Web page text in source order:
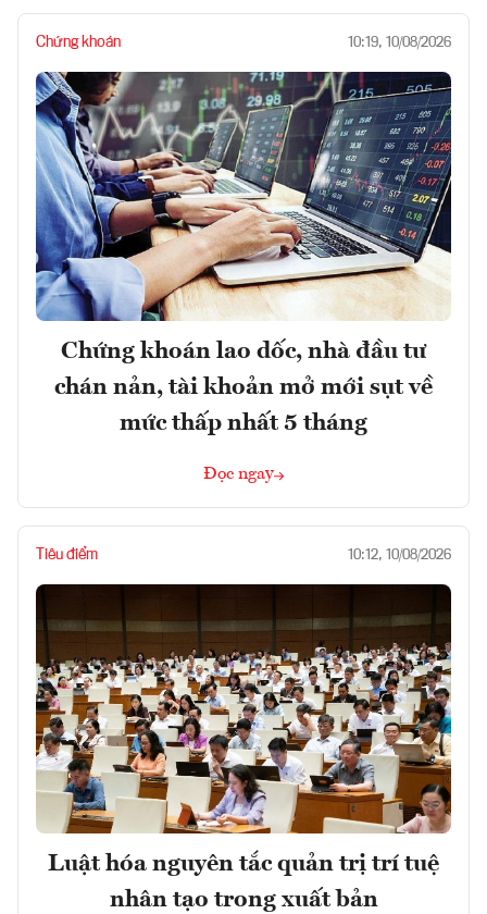
Chứng khoán 10:19, 10/08/2026
Chứng khoán lao dốc, nhà đầu tư
chán nản, tài khoản mở mới sụt về
mức thấp nhất 5 tháng
Đọc ngay
Tiêu điểm 10:12, 10/08/2026
Luật hóa nguyên tắc quản trị trí tuệ
nhân tạo trong xuất bản